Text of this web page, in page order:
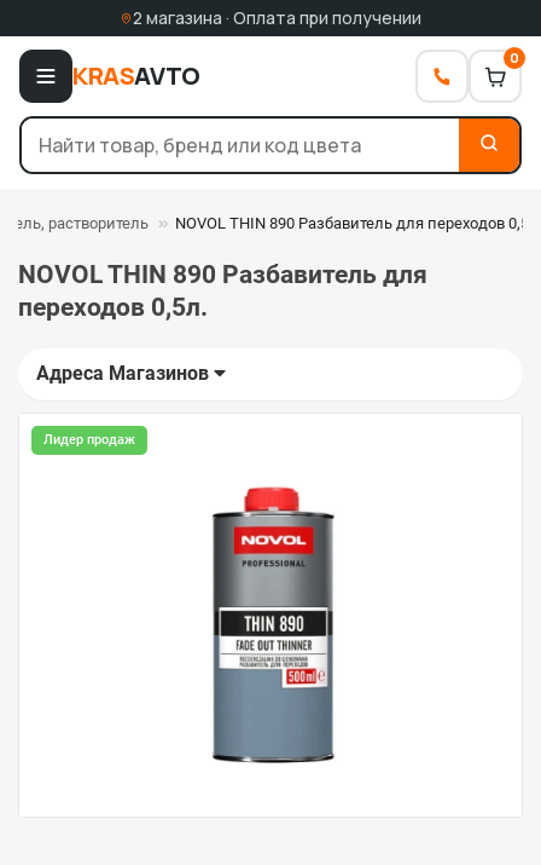
2 магазина · Оплата при получении
KRASAVTO
0
растворитель NOVOL THIN 890 Разбавитель для переходов 0,5л.
NOVOL THIN 890 Разбавитель для
переходов 0,5л.
Адреса Магазинов
Лидер продаж